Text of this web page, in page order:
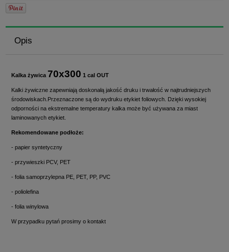
Opis
Kalka żywica 70x300 1 cal OUT
Kalki żywiczne zapewniają doskonałą jakość druku i trwałość w najtrudniejszych
środowiskach.Przeznaczone są do wydruku etykiet foliowych. Dzięki wysokiej
odporności na ekstremalne temperatury kalka może być używana za miast
laminowanych etykiet.
Rekomendowane podłoże:
- papier syntetyczny
- przywieszki PCV, PET
- folia samoprzylepna PE, PET, PP, PVC
- poliolefina
- folia winylowa
W przypadku pytań prosimy o kontakt